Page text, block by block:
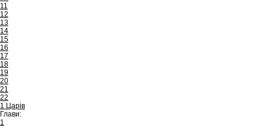
11
12
13
14
15
16
17
18
19
20
21
22
1 Царів
Глави:
1